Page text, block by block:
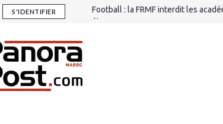
S'IDENTIFIER
(Billet 1325) – Sebta/Melilla, et s'il